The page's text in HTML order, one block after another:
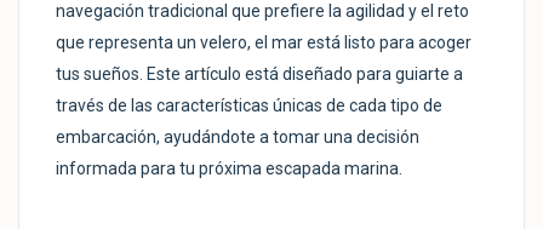
navegación tradicional que prefiere la agilidad y el reto
que representa un velero, el mar está listo para acoger
tus sueños. Este artículo está diseñado para guiarte a
través de las características únicas de cada tipo de
embarcación, ayudándote a tomar una decisión
informada para tu próxima escapada marina.